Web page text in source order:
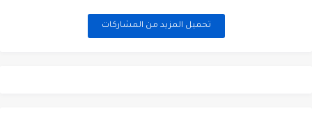
تحميل المزيد من المشاركات